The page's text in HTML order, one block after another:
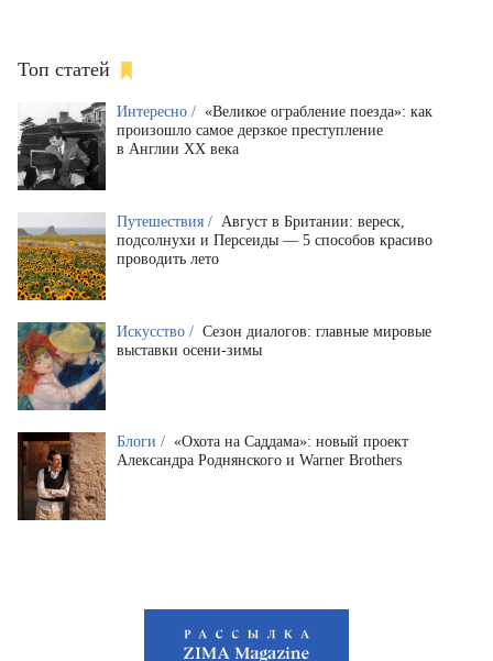
Топ статей
Интересно / «Великое ограбление поезда»: как
произошло самое дерзкое преступление
в Англии XX века
Путешествия / Август в Британии: вереск,
подсолнухи и Персеиды — 5 способов красиво
проводить лето
Искусство / Сезон диалогов: главные мировые
выставки осени-зимы
Блоги / «Охота на Саддама»: новый проект
Александра Роднянского и Warner Brothers